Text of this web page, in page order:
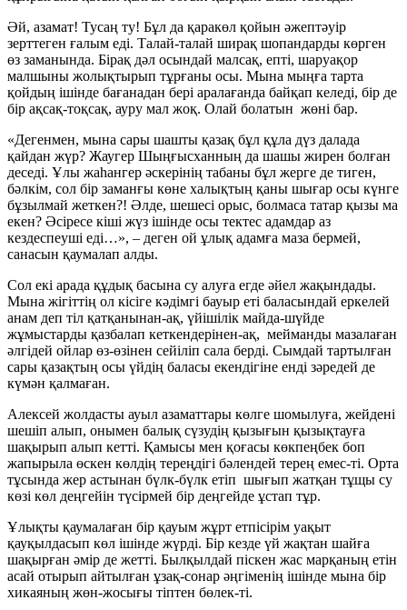
Әй, азамат! Тусаң ту! Бұл да қаракөл қойын әжептәуір
зерттеген ғалым еді. Талай-талай ширақ шопандарды көрген
өз заманында. Бірақ дәл осындай малсақ, епті, шаруақор
малшыны жолықтырып тұрғаны осы. Мына мыңға тарта
қойдың ішінде бағанадан бері аралағанда байқап келеді, бір де
бір ақсақ-тоқсақ, ауру мал жоқ. Олай болатын жөні бар.
«Дегенмен, мына сары шашты қазақ бұл құла дүз далада
қайдан жүр? Жаугер Шыңғысханның да шашы жирен болған
деседі. Ұлы жаһангер әскерінің табаны бұл жерге де тиген,
бәлкім, сол бір заманғы көне халықтың қаны шығар осы күнге
бұзылмай жеткен?! Әлде, шешесі орыс, болмаса татар қызы ма
екен? Әсіресе кіші жүз ішінде осы тектес адамдар аз
кездеспеуші еді…», – деген ой ұлық адамға маза бермей,
санасын қаумалап алды.
Сол екі арада құдық басына су алуға егде әйел жақындады.
Мына жігіттің ол кісіге кәдімгі бауыр еті баласындай еркелей
анам деп тіл қатқанынан-ақ, үйішілік майда-шүйде
жұмыстарды қазбалап кеткендерінен-ақ, мейманды мазалаған
әлгідей ойлар өз-өзінен сейіліп сала берді. Сымдай тартылған
сары қазақтың осы үйдің баласы екендігіне енді зәредей де
күмән қалмаған.
Алексей жолдасты ауыл азаматтары көлге шомылуға, жейдені
шешіп алып, онымен балық сүзудің қызығын қызықтауға
шақырып алып кетті. Қамысы мен қоғасы көкпеңбек боп
жапырыла өскен көлдің тереңдігі бәлендей терең емес-ті. Орта
тұсында жер астынан бүлк-бүлк етіп шығып жатқан тұщы су
көзі көл деңгейін түсірмей бір деңгейде ұстап тұр.
Ұлықты қаумалаған бір қауым жұрт етпісірім уақыт
қауқылдасып көл ішінде жүрді. Бір кезде үй жақтан шайға
шақырған әмір де жетті. Былқылдай піскен жас марқаның етін
асай отырып айтылған ұзақ-сонар әңгіменің ішінде мына бір
хикаяның жөн-жосығы тіптен бөлек-ті.